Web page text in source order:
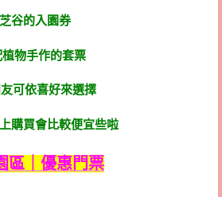
谷的入園券
物手作的套票
可依喜好來選擇
購買會比較便宜些啦
區｜優惠門票